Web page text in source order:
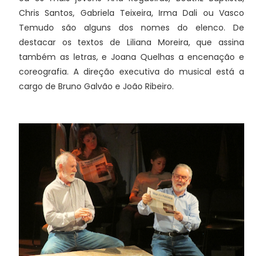
Chris Santos, Gabriela Teixeira, Irma Dali ou Vasco
Temudo são alguns dos nomes do elenco. De
destacar os textos de Liliana Moreira, que assina
também as letras, e Joana Quelhas a encenação e
coreografia. A direção executiva do musical está a
cargo de Bruno Galvão e João Ribeiro.